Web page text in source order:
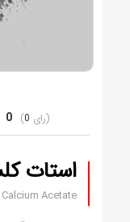
0 0
استات
Calcium Acetate